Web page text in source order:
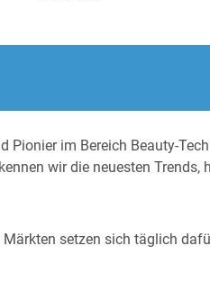
Pionier im Bereich Beauty-
wir die neuesten
setzen sich täglich